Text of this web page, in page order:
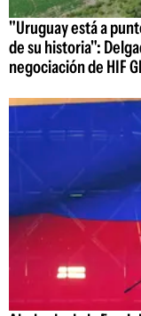
"Uruguay está a
de su historia":
negociación de HIF